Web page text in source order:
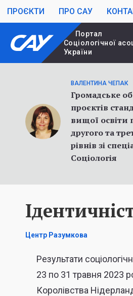
ПРОЄКТИ ПРО САУ
Портал
Cоціологічної
України
ВАЛЕНТИНА ЧЕПАК
Громадське
проєктів
вищої освіти
другого та
рівнів зі
Соціологія
Центр Разумкова
Результати
23 по 31 травня 2023
Королівства